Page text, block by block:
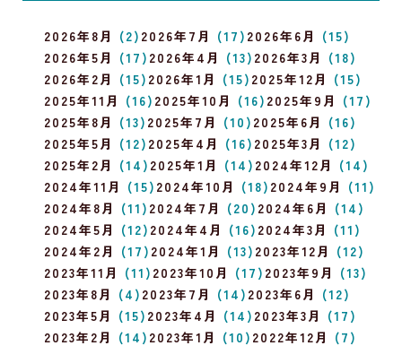
2026年8月 (2) 2026年7月 (17) 2026年6月 (15)
2026年5月 (17) 2026年4月 (13) 2026年3月 (18)
2026年2月 (15) 2026年1月 (15) 2025年12月 (15)
2025年11月 (16) 2025年10月 (16) 2025年9月 (17)
2025年8月 (13) 2025年7月 (10) 2025年6月 (16)
2025年5月 (12) 2025年4月 (16) 2025年3月 (12)
2025年2月 (14) 2025年1月 (14) 2024年12月 (14)
2024年11月 (15) 2024年10月 (18) 2024年9月 (11)
2024年8月 (11) 2024年7月 (20) 2024年6月 (14)
2024年5月 (12) 2024年4月 (16) 2024年3月 (11)
2024年2月 (17) 2024年1月 (13) 2023年12月 (12)
2023年11月 (11) 2023年10月 (17) 2023年9月 (13)
2023年8月 (4) 2023年7月 (14) 2023年6月 (12)
2023年5月 (15) 2023年4月 (14) 2023年3月 (17)
2023年2月 (14) 2023年1月 (10) 2022年12月 (7)